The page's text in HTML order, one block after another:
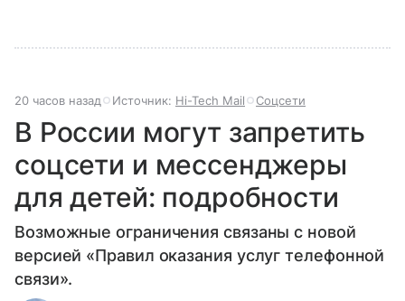
20 часов назад Источник: Hi-Tech Mail Соцсети
В России могут запретить
соцсети и мессенджеры
для детей: подробности
Возможные ограничения связаны с новой
версией «Правил оказания услуг телефонной
связи».